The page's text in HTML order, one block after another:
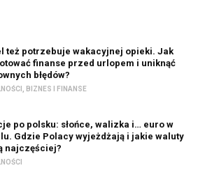
też potrzebuje wakacyjnej opieki. Jak
finanse przed urlopem i uniknąć
błędów?
BIZNES I FINANSE
po polsku: słońce, walizka i… euro w
Gdzie Polacy wyjeżdżają i jakie waluty
najczęściej?